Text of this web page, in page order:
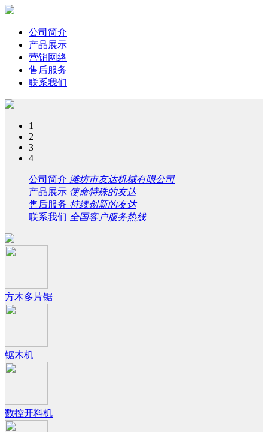
公司简介
产品展示
营销网络
售后服务
联系我们
1
2
3
4
公司简介 潍坊市友达机械有限公司
产品展示 使命特殊的友达
售后服务 持续创新的友达
联系我们 全国客户服务热线
方木多片锯
锯木机
数控开料机